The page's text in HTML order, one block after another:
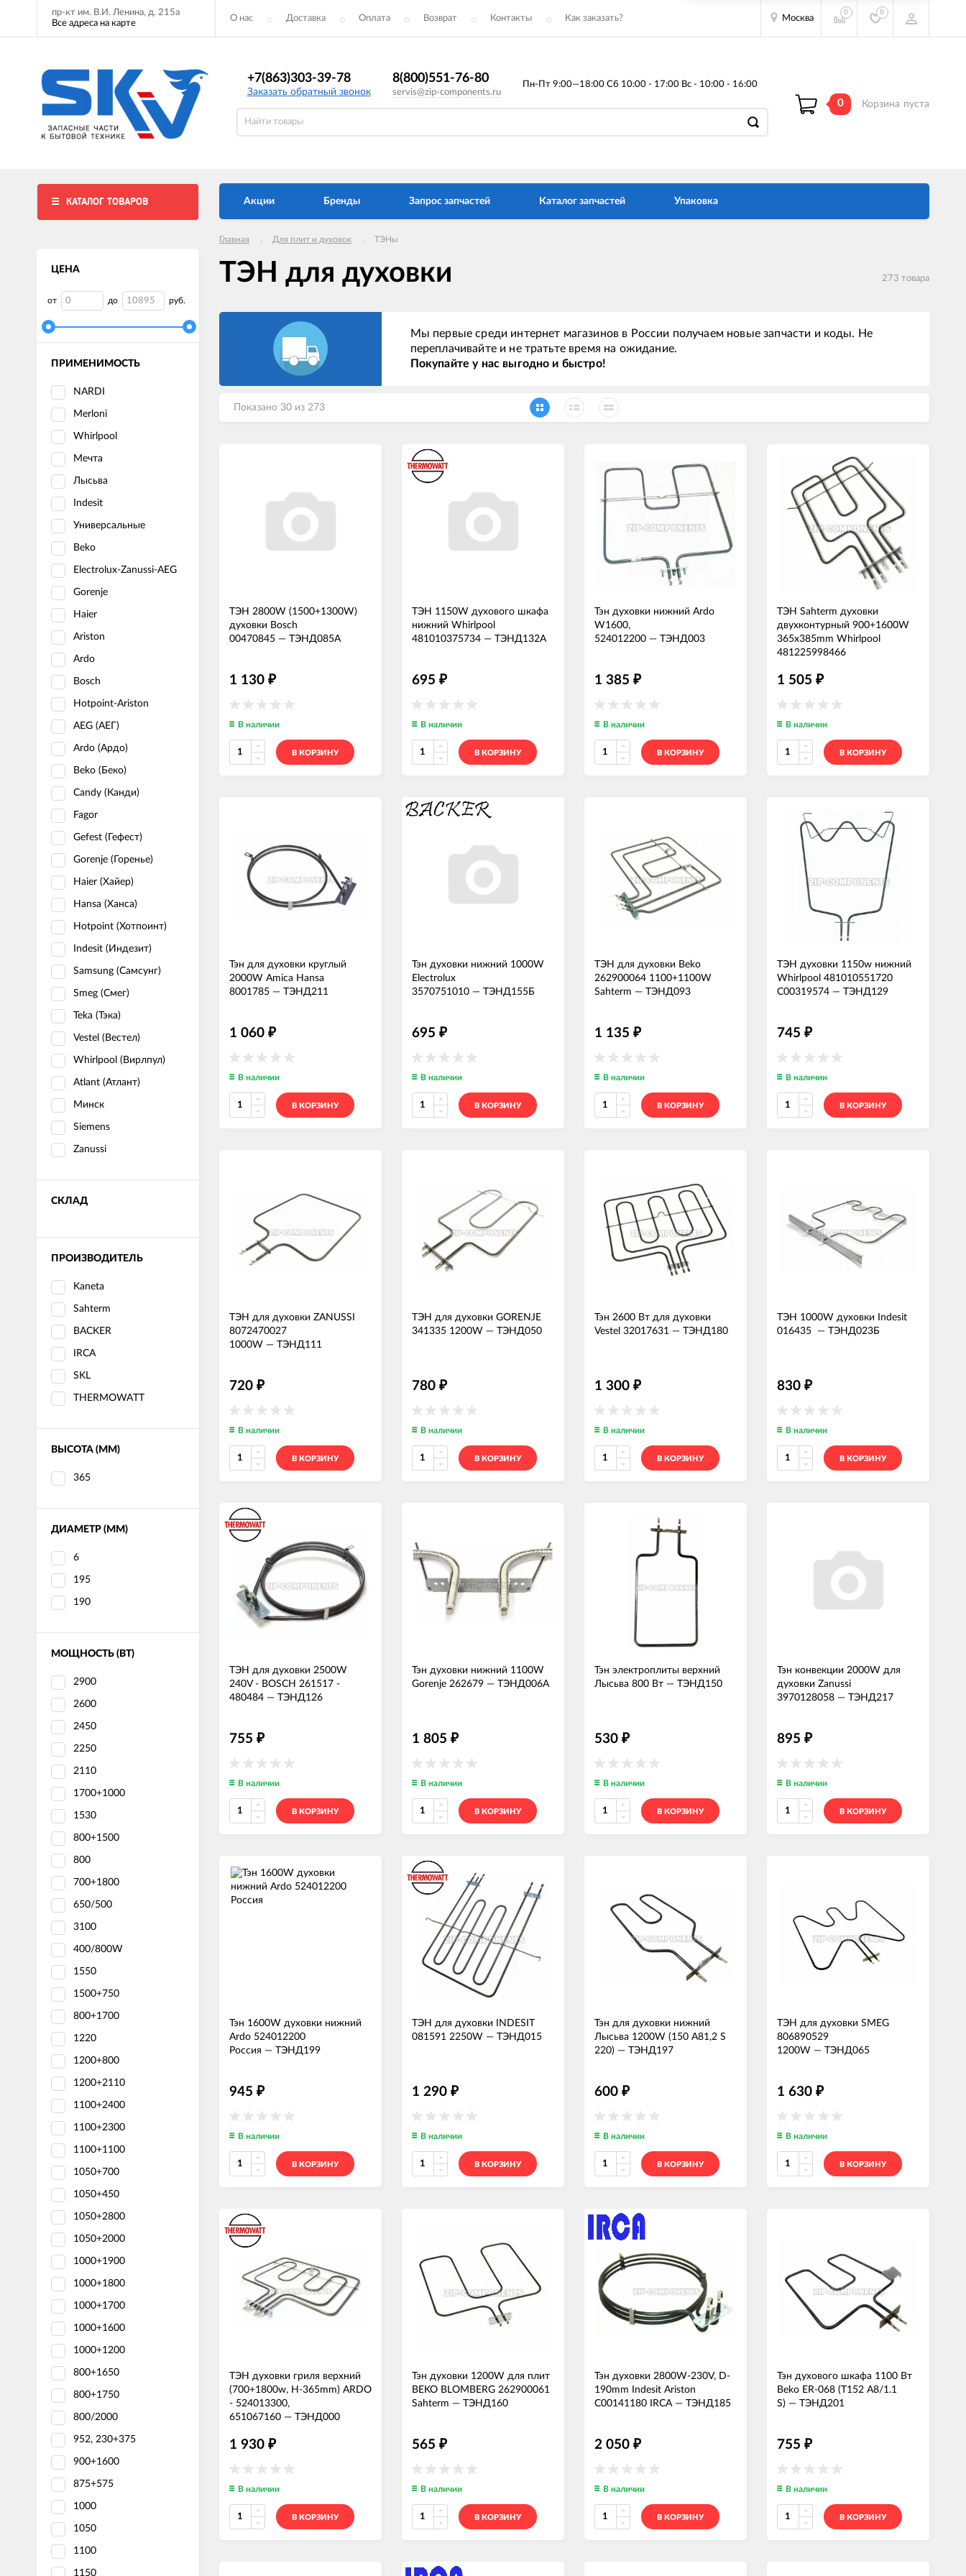
пр-кт им. В.И. Ленина, д. 215а
Все адреса на карте
О нас Доставка Оплата Возврат Контакты Как заказать? Москва
0 0
+7(863)303-39-78
Заказать обратный звонок
8(800)551-76-80
servis@zip-components.ru
Пн-Пт 9:00—18:00 Сб 10:00 - 17:00 Вс - 10:00 - 16:00
0 Корзина пуста
КАТАЛОГ ТОВАРОВ
ЦЕНА
от до руб.
ПРИМЕНИМОСТЬ
NARDI
Merloni
Whirlpool
Мечта
Лысьва
Indesit
Универсальные
Beko
Electrolux-Zanussi-AEG
Gorenje
Haier
Ariston
Ardo
Bosch
Hotpoint-Ariston
AEG (АЕГ)
Ardo (Ардо)
Beko (Беко)
Candy (Канди)
Fagor
Gefest (Гефест)
Gorenje (Горенье)
Haier (Хайер)
Hansa (Ханса)
Hotpoint (Хотпоинт)
Indesit (Индезит)
Samsung (Самсунг)
Smeg (Смег)
Teka (Тэка)
Vestel (Вестел)
Whirlpool (Вирлпул)
Atlant (Атлант)
Минск
Siemens
Zanussi
СКЛАД
ПРОИЗВОДИТЕЛЬ
Kaneta
Sahterm
BACKER
IRCA
SKL
THERMOWATT
ВЫСОТА (ММ)
365
ДИАМЕТР (ММ)
6
195
190
МОЩНОСТЬ (ВТ)
2900
2600
2450
2250
2110
1700+1000
1530
800+1500
800
700+1800
650/500
3100
400/800W
1550
1500+750
800+1700
1220
1200+800
1200+2110
1100+2400
1100+2300
1100+1100
1050+700
1050+450
1050+2800
1050+2000
1000+1900
1000+1800
1000+1700
1000+1600
1000+1200
800+1650
800+1750
800/2000
952, 230+375
900+1600
875+575
1000
1050
1100
1150
Акции Бренды Запрос запчастей Каталог запчастей Упаковка
Главная Для плит и духовок ТЭНы
ТЭН для духовки 273 товара
Мы первые среди интернет магазинов в России получаем новые запчасти и коды. Не
переплачивайте и не тратьте время на ожидание.
Покупайте у нас выгодно и быстро!
Показано 30 из 273
ТЭН 2800W (1500+1300W)
духовки Bosch
00470845 — ТЭНД085А
1 130 ₽
В наличии
В КОРЗИНУ
ТЭН 1150W духового шкафа
нижний Whirlpool
481010375734 — ТЭНД132А
695 ₽
В наличии
В КОРЗИНУ
Тэн духовки нижний Ardo
W1600,
524012200 — ТЭНД003
1 385 ₽
В наличии
В КОРЗИНУ
ТЭН Sahterm духовки
двухконтурный 900+1600W
365x385mm Whirlpool
481225998466
1 505 ₽
В наличии
В КОРЗИНУ
Тэн для духовки круглый
2000W Amica Hansa
8001785 — ТЭНД211
1 060 ₽
В наличии
В КОРЗИНУ
Тэн духовки нижний 1000W
Electrolux
3570751010 — ТЭНД155Б
695 ₽
В наличии
В КОРЗИНУ
ТЭН для духовки Beko
262900064 1100+1100W
Sahterm — ТЭНД093
1 135 ₽
В наличии
В КОРЗИНУ
ТЭН духовки 1150w нижний
Whirlpool 481010551720
C00319574 — ТЭНД129
745 ₽
В наличии
В КОРЗИНУ
ТЭН для духовки ZANUSSI
8072470027
1000W — ТЭНД111
720 ₽
В наличии
В КОРЗИНУ
ТЭН для духовки GORENJE
341335 1200W — ТЭНД050
780 ₽
В наличии
В КОРЗИНУ
Тэн 2600 Вт для духовки
Vestel 32017631
— ТЭНД180
1 300 ₽
В наличии
В КОРЗИНУ
ТЭН 1000W духовки Indesit
016435
— ТЭНД023Б
830 ₽
В наличии
В КОРЗИНУ
ТЭН для духовки 2500W
240V - BOSCH 261517 -
480484 — ТЭНД126
755 ₽
В наличии
В КОРЗИНУ
Тэн духовки нижний 1100W
Gorenje 262679 — ТЭНД006А
1 805 ₽
В наличии
В КОРЗИНУ
Тэн электроплиты верхний
Лысьва 800 Вт — ТЭНД150
530 ₽
В наличии
В КОРЗИНУ
Тэн конвекции 2000W для
духовки Zanussi
3970128058 — ТЭНД217
895 ₽
В наличии
В КОРЗИНУ
Тэн 1600W духовки нижний
Ardo 524012200
Россия — ТЭНД199
945 ₽
В наличии
В КОРЗИНУ
ТЭН для духовки INDESIT
081591 2250W — ТЭНД015
1 290 ₽
В наличии
В КОРЗИНУ
Тэн для духовки нижний
Лысьва 1200W (150 А81,2 S
220) — ТЭНД197
600 ₽
В наличии
В КОРЗИНУ
ТЭН для духовки SMEG
806890529
1200W — ТЭНД065
1 630 ₽
В наличии
В КОРЗИНУ
ТЭН духовки гриля верхний
(700+1800w, H-365mm) ARDO
- 524013300,
651067160 — ТЭНД000
1 930 ₽
В наличии
В КОРЗИНУ
Тэн духовки 1200W для плит
BEKO BLOMBERG 262900061
Sahterm — ТЭНД160
565 ₽
В наличии
В КОРЗИНУ
Тэн духовки 2800W-230V, D-
190mm Indesit Ariston
C00141180 IRCA — ТЭНД185
2 050 ₽
В наличии
В КОРЗИНУ
Тэн духового шкафа 1100 Вт
Beko ER-068 (T152 A8/1.1
S) — ТЭНД201
755 ₽
В наличии
В КОРЗИНУ